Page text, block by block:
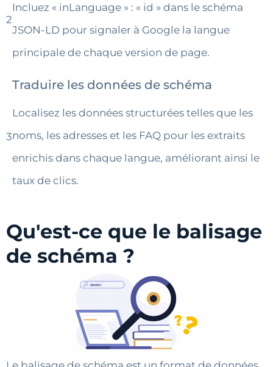
2
Incluez « inLanguage » : « id » dans le schéma
JSON-LD pour signaler à Google la langue
principale de chaque version de page.
3
Traduire les données de schéma
Localisez les données structurées telles que les
noms, les adresses et les FAQ pour les extraits
enrichis dans chaque langue, améliorant ainsi le
taux de clics.
Qu'est-ce que le balisage
de schéma ?